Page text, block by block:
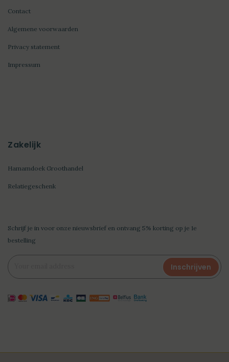
Contact
Algemene voorwaarden
Privacy statement
Impressum
Zakelijk
Hamamdoek Groothandel
Relatiegeschenk
Schrijf je in voor onze nieuwsbrief en ontvang 5% korting op je 1e
bestelling
Inschrijven